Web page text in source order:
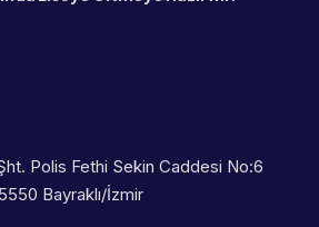
Polis Fethi Sekin Caddesi No:6
Bayraklı/İzmir